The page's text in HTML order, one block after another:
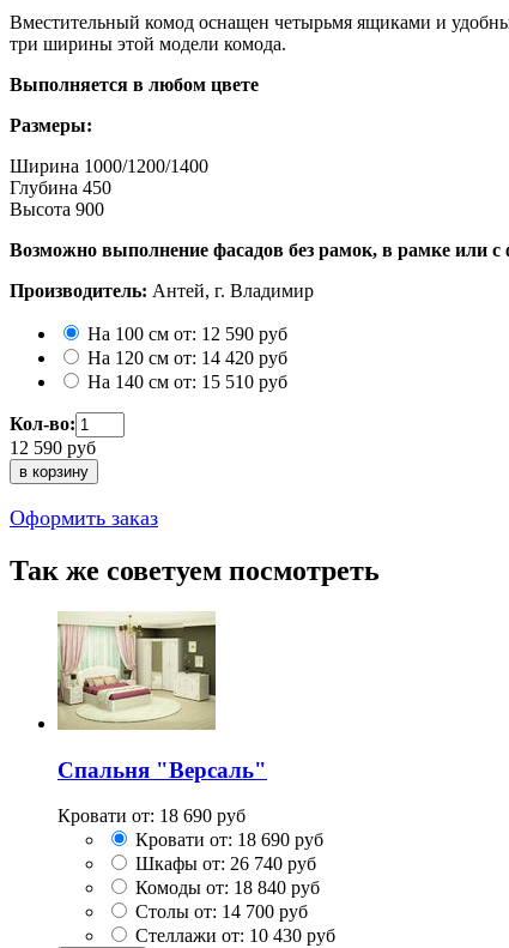
Вместительный комод оснащен четырьмя ящиками и
три ширины этой модели комода.
Выполняется в любом цвете
Размеры:
Ширина 1000/1200/1400
Глубина 450
Высота 900
Возможно выполнение фасадов без рамок, в рамке или с
Производитель: Антей, г. Владимир
На 100 см от: 12 590 руб
На 120 см от: 14 420 руб
На 140 см от: 15 510 руб
Кол-во:
12 590 руб
Оформить заказ
Так же советуем посмотреть
Спальня "Версаль"
Кровати от: 18 690 руб
Кровати от: 18 690 руб
Шкафы от: 26 740 руб
Комоды от: 18 840 руб
Столы от: 14 700 руб
Стеллажи от: 10 430 руб